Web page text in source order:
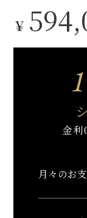
￥
金
月々のお